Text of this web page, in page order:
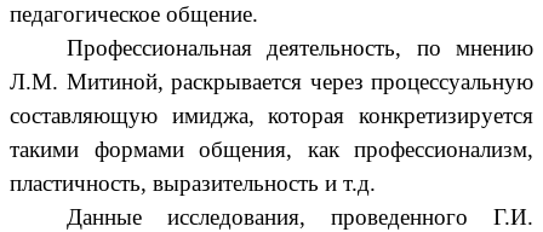
педагогическое общение.
Профессиональная деятельность, по мнению
Л.М. Митиной, раскрывается через процессуальную
составляющую имиджа, которая конкретизируется
такими формами общения, как профессионализм,
пластичность, выразительность и т.д.
Данные исследования, проведенного Г.И.